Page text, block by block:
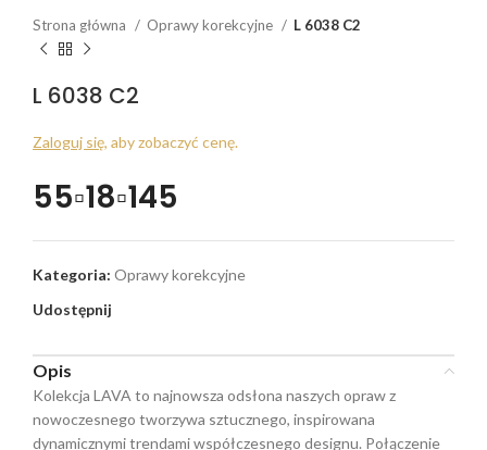
Strona główna Oprawy korekcyjne L 6038 C2
L 6038 C2
Zaloguj się, aby zobaczyć cenę.
55▫18▫145
Kategoria: Oprawy korekcyjne
Udostępnij
Opis
Kolekcja LAVA to najnowsza odsłona naszych opraw z
nowoczesnego tworzywa sztucznego, inspirowana
dynamicznymi trendami współczesnego designu. Połączenie